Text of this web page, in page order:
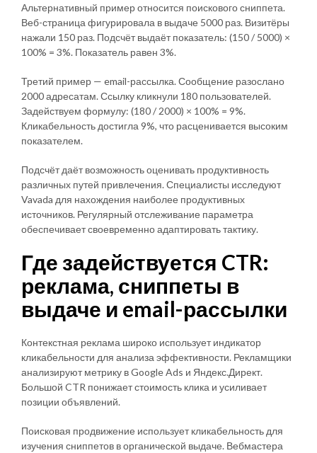
Альтернативный пример относится поискового сниппета.
Веб-страница фигурировала в выдаче 5000 раз. Визитёры
нажали 150 раз. Подсчёт выдаёт показатель: (150 / 5000) ×
100% = 3%. Показатель равен 3%.
Третий пример — email-рассылка. Сообщение разослано
2000 адресатам. Ссылку кликнули 180 пользователей.
Задействуем формулу: (180 / 2000) × 100% = 9%.
Кликабельность достигла 9%, что расценивается высоким
показателем.
Подсчёт даёт возможность оценивать продуктивность
различных путей привлечения. Специалисты исследуют
Vavada для нахождения наиболее продуктивных
источников. Регулярный отслеживание параметра
обеспечивает своевременно адаптировать тактику.
Где задействуется CTR:
реклама, сниппеты в
выдаче и email-рассылки
Контекстная реклама широко использует индикатор
кликабельности для анализа эффективности. Рекламщики
анализируют метрику в Google Ads и Яндекс.Директ.
Большой CTR понижает стоимость клика и усиливает
позиции объявлений.
Поисковая продвижение использует кликабельность для
изучения сниппетов в органической выдаче. Вебмастера